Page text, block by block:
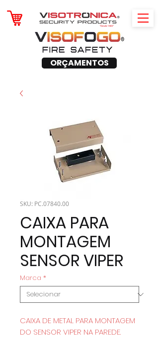
ORÇAMENTOS
SKU: PC.07840.00
CAIXA PARA
MONTAGEM
SENSOR VIPER
Marca *
CAIXA DE METAL PARA MONTAGEM
DO SENSOR VIPER NA PAREDE.